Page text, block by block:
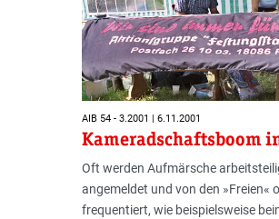
AIB 54 - 3.2001 | 6.11.2001
Kameradschaftsboom
Oft werden Aufmärsche
angemeldet und von den »Freien«
frequentiert, wie beispielsweise